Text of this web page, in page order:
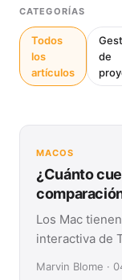
CATEGORÍAS
Todos
los
artículos
de
MACOS
¿Cuánto
Los Mac
interactiva de
Marvin Blome ·